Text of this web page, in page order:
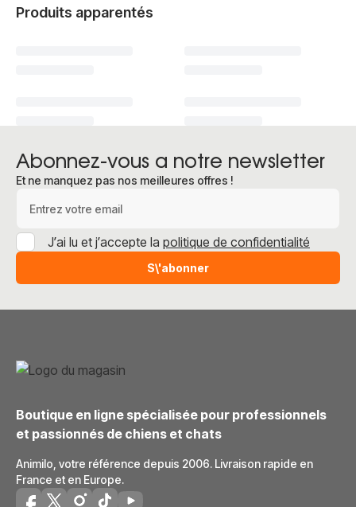
Produits apparentés
Abonnez-vous a notre newsletter
Et ne manquez pas nos meilleures offres !
S\'abonner
J’ai lu et j’accepte la politique de confidentialité
Boutique en ligne spécialisée pour professionnels
et passionnés de chiens et chats
Animilo, votre référence depuis 2006. Livraison rapide en
France et en Europe.